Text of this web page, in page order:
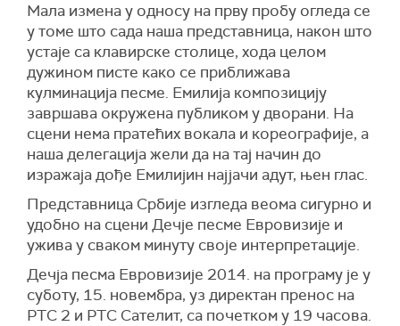
Мала измена у односу на прву пробу огледа се
у томе што сада наша представница, након што
устаје са клавирске столице, хода целом
дужином писте како се приближава
кулминација песме. Емилија композицију
завршава окружена публиком у дворани. На
сцени нема пратећих вокала и кореографије, а
наша делегација жели да на тај начин до
изражаја дође Емилијин најјачи адут, њен глас.
Представница Србије изгледа веома сигурно и
удобно на сцени Дечје песме Евровизије и
ужива у сваком минуту своје интерпретације.
Дечја песма Евровизије 2014. на програму је у
суботу, 15. новембра, уз директан пренос на
РТС 2 и РТС Сателит, са почетком у 19 часова.